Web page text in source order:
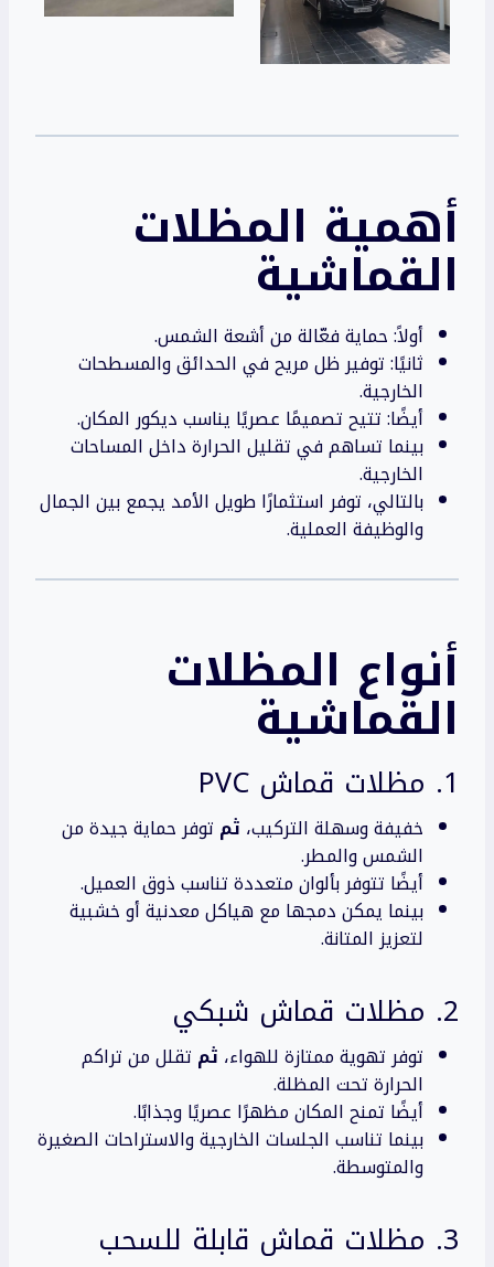
أهمية المظلات
القماشية
أولاً: حماية فعّالة من أشعة الشمس.
ثانيًا: توفير ظل مريح في الحدائق والمسطحات
الخارجية.
أيضًا: تتيح تصميمًا عصريًا يناسب ديكور المكان.
بينما تساهم في تقليل الحرارة داخل المساحات
الخارجية.
بالتالي، توفر استثمارًا طويل الأمد يجمع بين الجمال
والوظيفة العملية.
أنواع المظلات
القماشية
1. مظلات قماش PVC
خفيفة وسهلة التركيب، ثم توفر حماية جيدة من
الشمس والمطر.
أيضًا تتوفر بألوان متعددة تناسب ذوق العميل.
بينما يمكن دمجها مع هياكل معدنية أو خشبية
لتعزيز المتانة.
2. مظلات قماش شبكي
توفر تهوية ممتازة للهواء، ثم تقلل من تراكم
الحرارة تحت المظلة.
أيضًا تمنح المكان مظهرًا عصريًا وجذابًا.
بينما تناسب الجلسات الخارجية والاستراحات الصغيرة
والمتوسطة.
3. مظلات قماش قابلة للسحب